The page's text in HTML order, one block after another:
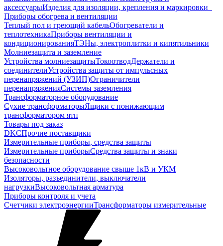
аксессуарыИзделия для изоляции, крепления и маркировки
Приборы обогрева и вентиляции
Теплый пол и греющий кабельОбогреватели и
теплотехникаПриборы вентиляции и
кондиционированияТЭНы, электроплитки и кипятильники
Молниезащита и заземление
Устройства молниезащитыТокоотводДержатели и
соединителиУстройства защиты от импульсных
перенапряжений (УЗИП)Ограничители
перенапряженияСистемы заземления
Трансформаторное оборудование
Сухие трансформаторыЯщики с понижающим
трансформатором ятп
Товары под заказ
DKCПрочие поставщики
Измерительные приборы, средства защиты
Измерительные приборыСредства защиты и знаки
безопасности
Высоковольтное оборудование свыше 1кВ и УКМ
Изоляторы, разъединители, выключатели
нагрузкиВысоковольтная арматура
Приборы контроля и учета
Счетчики электроэнергииТрансформаторы измерительные